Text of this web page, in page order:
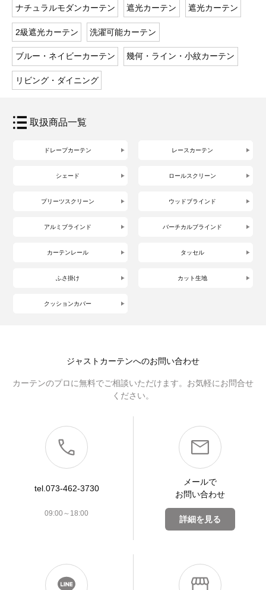
ナチュラルモダンカーテン
遮光カーテン 遮光カーテン
2級遮光カーテン 洗濯可能カーテン
ブルー・ネイビーカーテン 幾何・ライン・小紋カーテン
リビング・ダイニング
取扱商品一覧
ドレープカーテン レースカーテン
シェード ロールスクリーン
プリーツスクリーン ウッドブラインド
アルミブラインド バーチカルブラインド
カーテンレール タッセル
ふさ掛け カット生地
クッションカバー
ジャストカーテンへのお問い合わせ
カーテンのプロに無料でご相談いただけます。お気軽にお問合せ
ください。
tel.073-462-3730
09:00～18:00
メールで
お問い合わせ
詳細を見る